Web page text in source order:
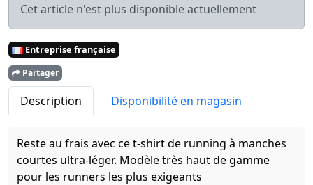
Cet article n'est plus disponible actuellement
Entreprise française
Partager
Description Disponibilité en magasin
Reste au frais avec ce t-shirt de running à manches
courtes ultra-léger. Modèle très haut de gamme
pour les runners les plus exigeants